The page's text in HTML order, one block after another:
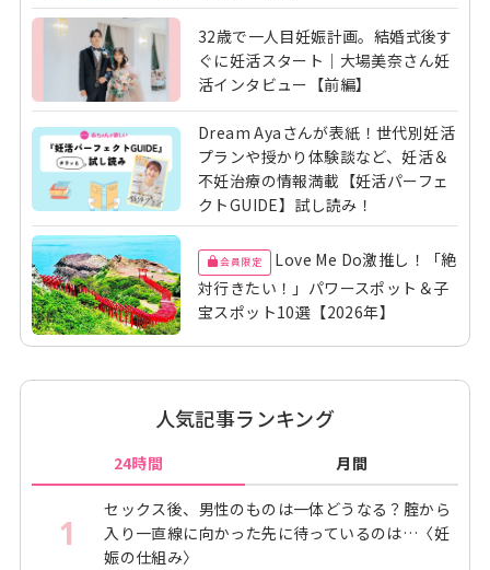
32歳で一人目妊娠計画。結婚式後す
ぐに妊活スタート｜大場美奈さん妊
活インタビュー【前編】
Dream Ayaさんが表紙！世代別妊活
プランや授かり体験談など、妊活＆
不妊治療の情報満載【妊活パーフェ
クトGUIDE】試し読み！
会員限定
Love Me Do激推し！「絶
対行きたい！」パワースポット＆子
宝スポット10選【2026年】
人気記事ランキング
24時間 月間
1
セックス後、男性のものは一体どうなる？腟から
入り一直線に向かった先に待っているのは…〈妊
娠の仕組み〉